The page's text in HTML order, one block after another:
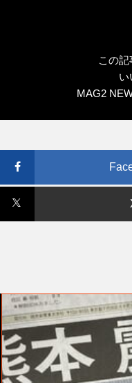
この
い
MAG2